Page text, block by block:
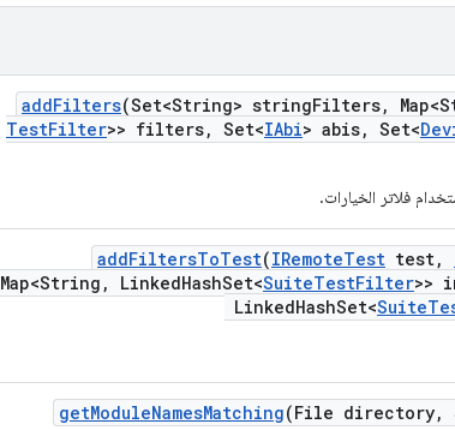
addFilters(Set<String> stringFilters,
TestFilter>> filters, Set<IAbi> abis, Set<
فلاتر الخيارات.
addFiltersToTest(IRemoteTest test,
Map<String , LinkedHashSet<SuiteTestFilter>>
LinkedHashSet<Suite
getModuleNamesMatching(File directory,